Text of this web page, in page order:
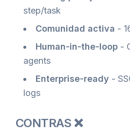
step/task
Comunidad activa -
Human-in-the-loop -
agents
Enterprise-ready -
logs
CONTRAS ❌